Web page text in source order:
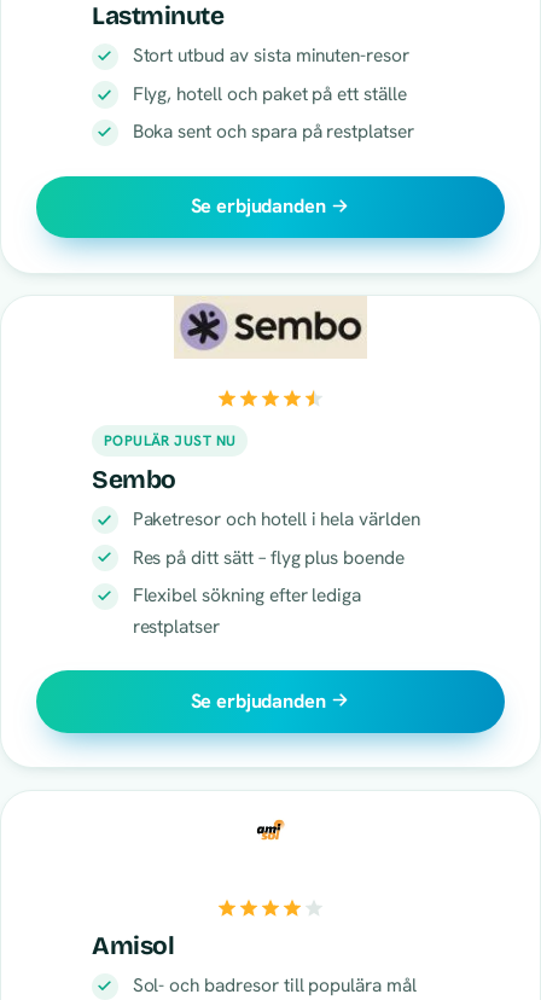
Lastminute
Stort utbud av sista minuten-resor
Flyg, hotell och paket på ett ställe
Boka sent och spara på restplatser
Se erbjudanden
POPULÄR JUST NU
Sembo
Paketresor och hotell i hela världen
Res på ditt sätt – flyg plus boende
Flexibel sökning efter lediga
restplatser
Se erbjudanden
Amisol
Sol- och badresor till populära mål